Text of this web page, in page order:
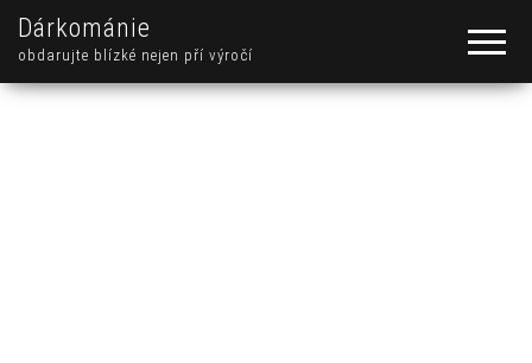
Dárkománie
obdarujte blízké nejen pří výročí